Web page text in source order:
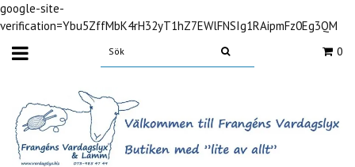
google-site-
verification=Ybu5ZffMbK4rH32yT1hZ7EWlFNSIg1RAipmFz0Eg3QM
0